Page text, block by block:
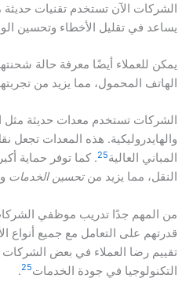
الشركات الآن تستخدم تقنيات
يساعد في تقليل الأخطاء وتحسين
يمكن للعملاء أيضًا معرفة حالة
الهاتف المحمول، مما يزيد من
الشركات تستخدم معدات حديثة مثل
والهايدروليكية. هذه المعدات تجعل
المباني العالية25. كما توفر حماية
النقل، مما يزيد منتحسين الخدمات
من المهم جدًا تدريب موظفي
قدرتهم على التعامل مع جميع أنواع
التكنولوجيا في جودة الخدمات25
.